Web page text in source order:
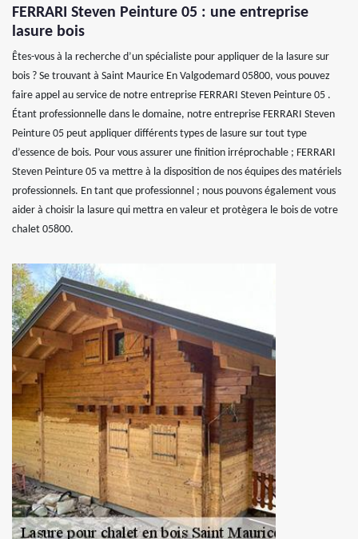
FERRARI Steven Peinture 05 : une entreprise
lasure bois
Êtes-vous à la recherche d’un spécialiste pour appliquer de la lasure sur
bois ? Se trouvant à Saint Maurice En Valgodemard 05800, vous pouvez
faire appel au service de notre entreprise FERRARI Steven Peinture 05 .
Étant professionnelle dans le domaine, notre entreprise FERRARI Steven
Peinture 05 peut appliquer différents types de lasure sur tout type
d’essence de bois. Pour vous assurer une finition irréprochable ; FERRARI
Steven Peinture 05 va mettre à la disposition de nos équipes des matériels
professionnels. En tant que professionnel ; nous pouvons également vous
aider à choisir la lasure qui mettra en valeur et protègera le bois de votre
chalet 05800.